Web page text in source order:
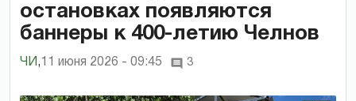
остановках появляются
баннеры к 400-летию Челнов
ЧИ , 11 июня 2026 - 09:45 3